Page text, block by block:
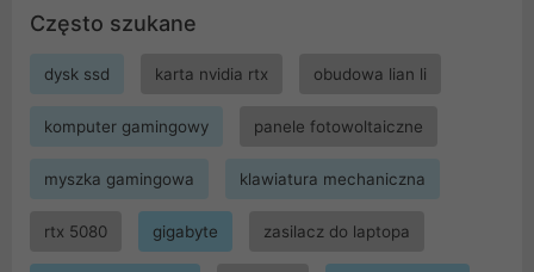
Często szukane
dysk ssd karta nvidia rtx obudowa lian li
komputer gamingowy panele fotowoltaiczne
myszka gamingowa klawiatura mechaniczna
rtx 5080 gigabyte zasilacz do laptopa